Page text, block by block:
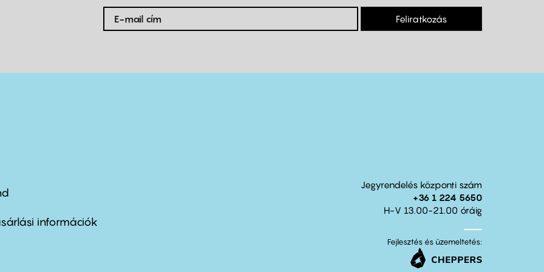
Feliratkozás
információk
Jegyrendelés központi szám
+36 1 224 5650
H-V 13.00-21.00 óráig
Fejlesztés és üzemeltetés: